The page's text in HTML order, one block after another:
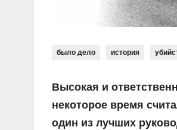
было дело история
Высокая и
некоторое время
один из лучших